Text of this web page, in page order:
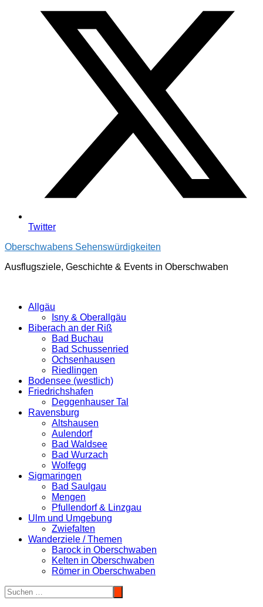
Twitter
Oberschwabens Sehenswürdigkeiten
Ausflugsziele, Geschichte & Events in Oberschwaben
Allgäu
Isny & Oberallgäu
Biberach an der Riß
Bad Buchau
Bad Schussenried
Ochsenhausen
Riedlingen
Bodensee (westlich)
Friedrichshafen
Deggenhauser Tal
Ravensburg
Altshausen
Aulendorf
Bad Waldsee
Bad Wurzach
Wolfegg
Sigmaringen
Bad Saulgau
Mengen
Pfullendorf & Linzgau
Ulm und Umgebung
Zwiefalten
Wanderziele / Themen
Barock in Oberschwaben
Kelten in Oberschwaben
Römer in Oberschwaben